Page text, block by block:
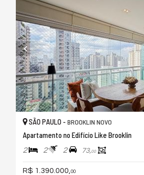
SÃO PAULO - BROOKLIN NOVO
Apartamento no Edifício Like Brooklin
2 2 2 73,00
R$ 1.390.000, 00